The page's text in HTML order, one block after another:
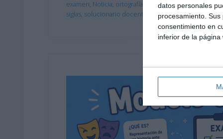
datos personales
procesamiento.
consentimiento en
inferior de la página
examen, Noticia, ortografía ESO ,producción escrita,
siglas, solucionario docente